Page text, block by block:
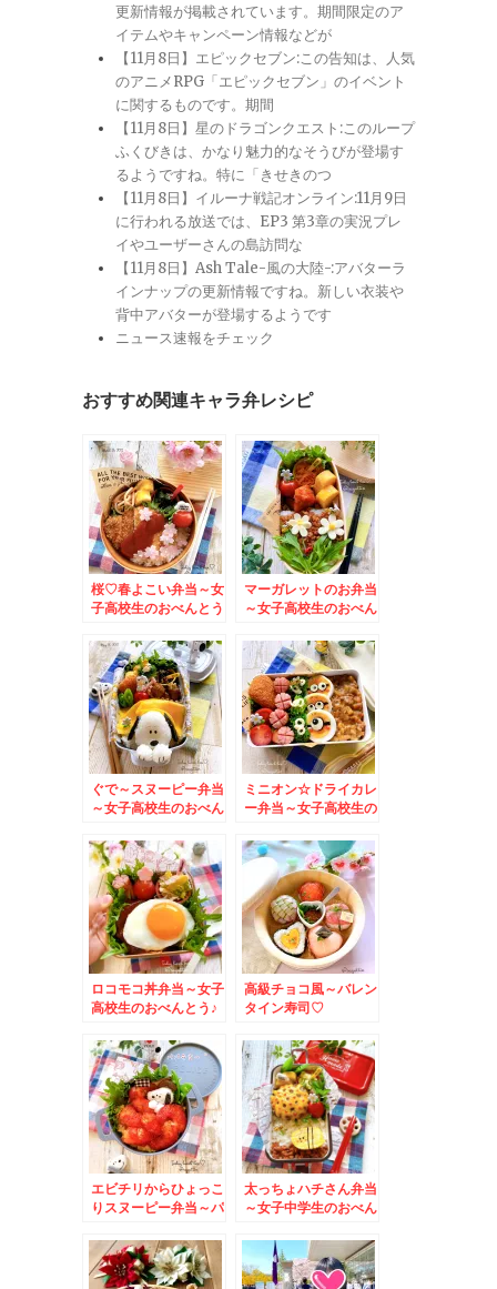
更新情報が掲載されています。期間限定のア
イテムやキャンペーン情報などが
【11月8日】エピックセブン:この告知は、人気
のアニメRPG「エピックセブン」のイベント
に関するものです。期間
【11月8日】星のドラゴンクエスト:このループ
ふくびきは、かなり魅力的なそうびが登場す
るようですね。特に「きせきのつ
【11月8日】イルーナ戦記オンライン:11月9日
に行われる放送では、EP3 第3章の実況プレ
イやユーザーさんの島訪問な
【11月8日】Ash Tale-風の大陸-:アバターラ
インナップの更新情報ですね。新しい衣装や
背中アバターが登場するようです
ニュース速報をチェック
おすすめ関連キャラ弁レシピ
桜♡春よこい弁当～女
子高校生のおべんとう
マーガレットのお弁当
～女子高校生のおべん
ぐで～スヌーピー弁当
～女子高校生のおべん
ミニオン☆ドライカレ
ー弁当～女子高校生の
ロコモコ丼弁当～女子
高校生のおべんとう♪
高級チョコ風～バレン
タイン寿司♡
エビチリからひょっこ
りスヌーピー弁当～パ
太っちょハチさん弁当
～女子中学生のおべん